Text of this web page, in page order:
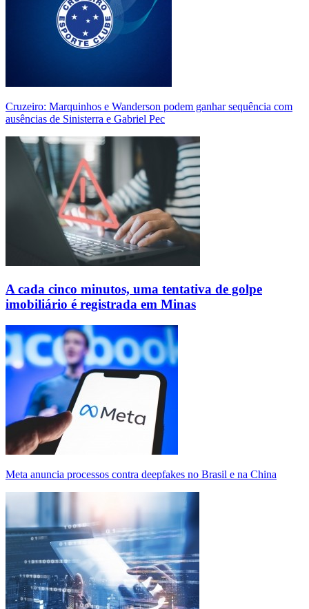
Cruzeiro: Marquinhos e Wanderson podem ganhar sequência com
ausências de Sinisterra e Gabriel Pec
A cada cinco minutos, uma tentativa de golpe
imobiliário é registrada em Minas
Meta anuncia processos contra deepfakes no Brasil e na China